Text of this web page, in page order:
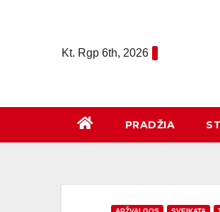
Kt. Rgp 6th, 2026
PRADŽIA